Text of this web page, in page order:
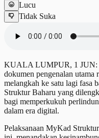
Lucu
Tidak Suka
KUALA LUMPUR, 1 JUN:
dokumen pengenalan
melangkah ke satu lagi fasa
Struktur Baharu yang
bagi memperkukuh
dalam era digital.
Pelaksanaan MyKad